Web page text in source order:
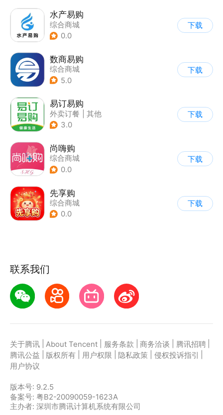
水产易购
综合商城
0.0
下载
数商易购
综合商城
5.0
下载
易订易购
外卖订餐
其他
3.0
下载
尚嗨购
综合商城
0.0
下载
先享购
综合商城
0.0
下载
联系我们
关于腾讯 About Tencent 服务条款 商务洽谈 腾讯招聘
腾讯公益
版权所有 用户权限 隐私政策 侵权投诉指引
用户协议
版本号: 9.2.5
备案号: 粤B2-20090059-1623A
主办者: 深圳市腾讯计算机系统有限公司